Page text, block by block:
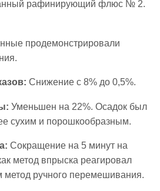
рафинирующий флюс № 2.
продемонстрировали
Снижение с 8% до 0,5%.
Уменьшен на 22%. Осадок был
сухим и порошкообразным.
Сокращение на 5 минут на
метод впрыска реагировал
метод ручного перемешивания.